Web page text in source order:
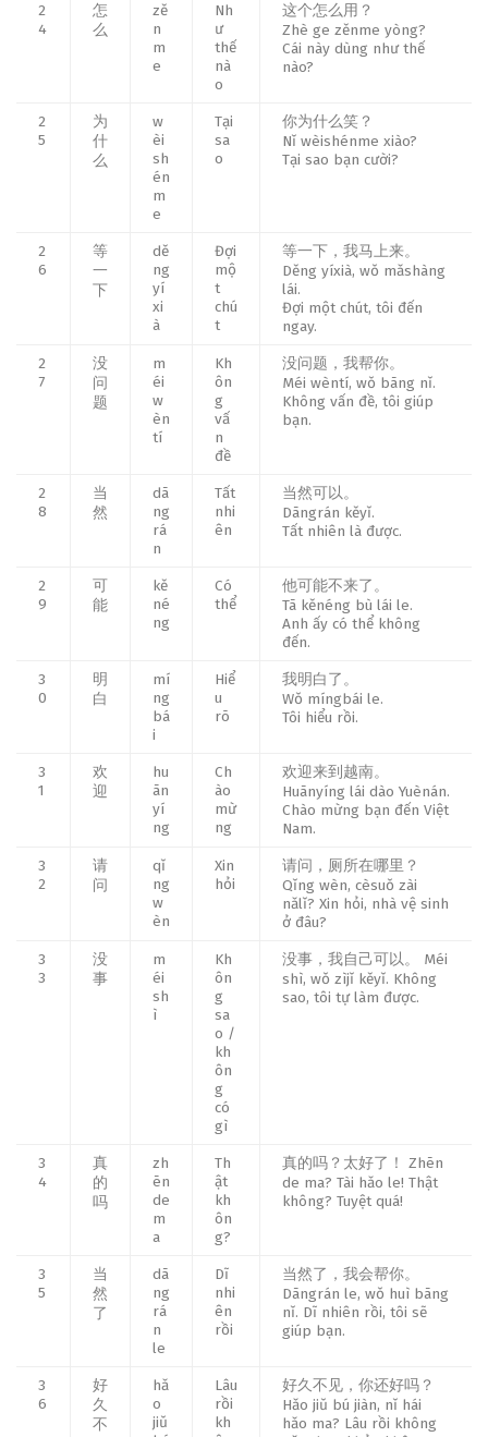
2
4
怎
么
zě
n
m
e
Nh
ư
thế
nà
o
这个怎么用？
Zhè ge zěnme yòng?
Cái này dùng như thế
nào?
2
5
为
什
么
w
èi
sh
én
m
e
Tại
sa
o
你为什么笑？
Nǐ wèishénme xiào?
Tại sao bạn cười?
2
6
等
一
下
dě
ng
yí
xi
à
Đợi
mộ
t
chú
t
等一下，我马上来。
Děng yíxià, wǒ mǎshàng
lái.
Đợi một chút, tôi đến
ngay.
2
7
没
问
题
m
éi
w
èn
tí
Kh
ôn
g
vấ
n
đề
没问题，我帮你。
Méi wèntí, wǒ bāng nǐ.
Không vấn đề, tôi giúp
bạn.
2
8
当
然
dā
ng
rá
n
Tất
nhi
ên
当然可以。
Dāngrán kěyǐ.
Tất nhiên là được.
2
9
可
能
kě
né
ng
Có
thể
他可能不来了。
Tā kěnéng bù lái le.
Anh ấy có thể không
đến.
3
0
明
白
mí
ng
bá
i
Hiể
u
rõ
我明白了。
Wǒ míngbái le.
Tôi hiểu rồi.
3
1
欢
迎
hu
ān
yí
ng
Ch
ào
mừ
ng
欢迎来到越南。
Huānyíng lái dào Yuènán.
Chào mừng bạn đến Việt
Nam.
3
2
请
问
qǐ
ng
w
èn
Xin
hỏi
请问，厕所在哪里？
Qǐng wèn, cèsuǒ zài
nǎlǐ? Xin hỏi, nhà vệ sinh
ở đâu?
3
3
没
事
m
éi
sh
ì
Kh
ôn
g
sa
o /
kh
ôn
g
có
gì
没事，我自己可以。 Méi
shì, wǒ zìjǐ kěyǐ. Không
sao, tôi tự làm được.
3
4
真
的
吗
zh
ēn
de
m
a
Th
ật
kh
ôn
g?
真的吗？太好了！ Zhēn
de ma? Tài hǎo le! Thật
không? Tuyệt quá!
3
5
当
然
了
dā
ng
rá
n
le
Dĩ
nhi
ên
rồi
当然了，我会帮你。
Dāngrán le, wǒ huì bāng
nǐ. Dĩ nhiên rồi, tôi sẽ
giúp bạn.
3
6
好
久
不
hǎ
o
jiǔ
Lâu
rồi
kh
好久不见，你还好吗？
Hǎo jiǔ bú jiàn, nǐ hái
hǎo ma? Lâu rồi không